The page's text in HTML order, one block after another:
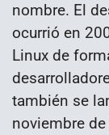
nombre. El
ocurrió en
Linux de
también se
noviembre